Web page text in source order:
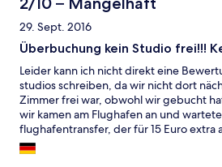
29. Sept. 2016
Überbuchung kein Studio frei!!!
Leider kann ich nicht direkt eine
studios schreiben, da wir nicht dort
Zimmer frei war, obwohl wir gebucht
wir kamen am Flughafen an und
flughafentransfer, der für 15 Euro
naja niemand kam also beschlossen wir
Rezeptionistin war so unhöflich was uns